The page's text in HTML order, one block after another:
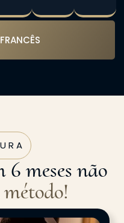
6 meses não
método!